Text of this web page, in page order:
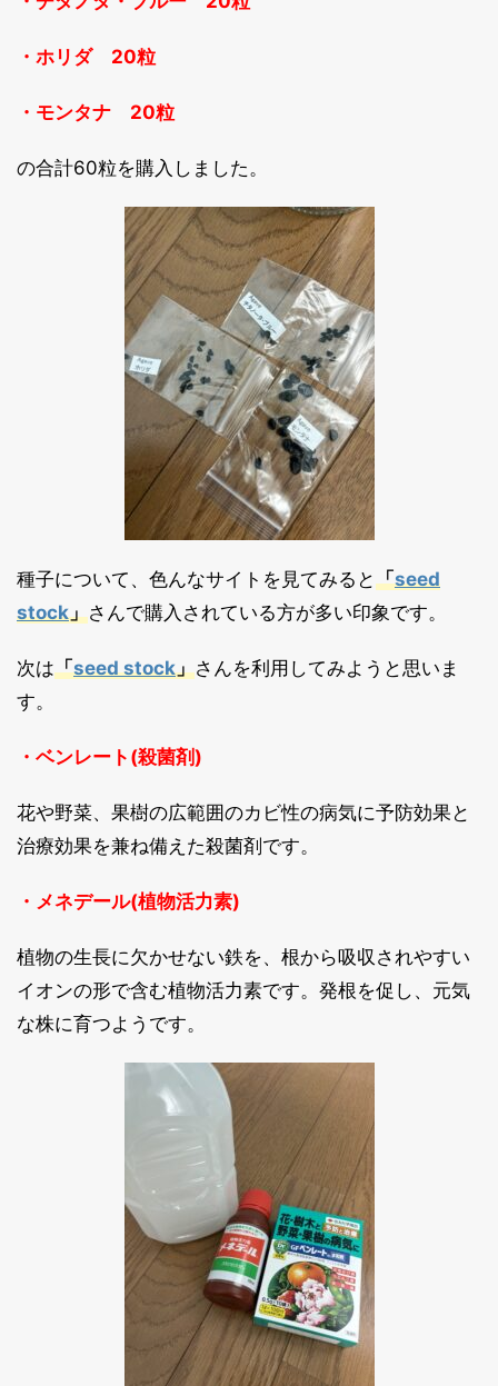
・ホリダ 20粒
・モンタナ 20粒
の合計60粒を購入しました。
種子について、色んなサイトを見てみると「seed
stock」さんで購入されている方が多い印象です。
次は「seed stock」さんを利用してみようと思いま
す。
・ベンレート(殺菌剤)
花や野菜、果樹の広範囲のカビ性の病気に予防効果と
治療効果を兼ね備えた殺菌剤です。
・メネデール(植物活力素)
植物の生長に欠かせない鉄を、根から吸収されやすい
イオンの形で含む植物活力素です。発根を促し、元気
な株に育つようです。